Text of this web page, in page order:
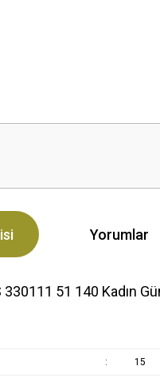
Yorumlar
51 140 Kadın
: 15